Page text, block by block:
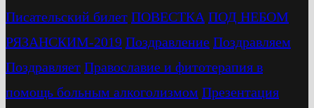
Писательский билет ПОВЕСТКА ПОД НЕБОМ
РЯЗАНСКИМ-2019 Поздравление Поздравляем
Поздравляет Православие и фитотерапия в
помощь больным алкоголизмом Презентация